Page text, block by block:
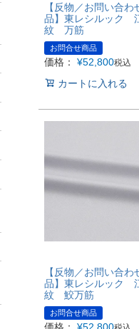
【反物／お問い合わ
品】東レシルック
紋 万筋
お問合せ商品
価格： ¥52,800税込
カートに入れる
【反物／お問い合わ
品】東レシルック
紋 鮫万筋
お問合せ商品